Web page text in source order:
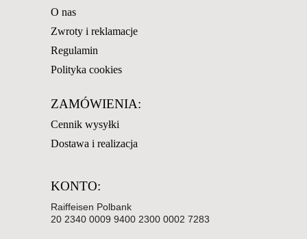
O nas
Zwroty i reklamacje
Regulamin
Polityka cookies
ZAMÓWIENIA:
Cennik wysyłki
Dostawa i realizacja
KONTO:
Raiffeisen Polbank
20 2340 0009 9400 2300 0002 7283